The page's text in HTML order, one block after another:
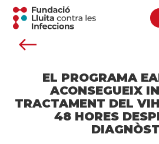
EL PROGRAMA
ACONSEGUEIX
TRACTAMENT DEL
48 HORES